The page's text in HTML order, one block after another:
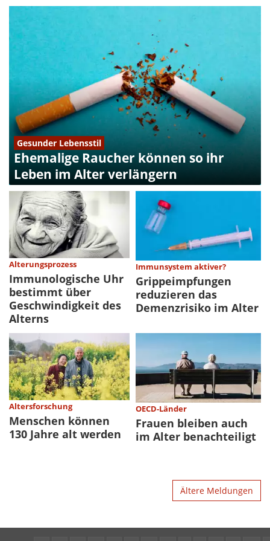
Gesunder Lebensstil
Ehemalige Raucher können so ihr
Leben im Alter verlängern
Alterungsprozess
Immunologische Uhr
bestimmt über
Geschwindigkeit des
Alterns
Immunsystem aktiver?
Grippeimpfungen
reduzieren das
Demenzrisiko im Alter
Altersforschung
Menschen können
130 Jahre alt werden
OECD-Länder
Frauen bleiben auch
im Alter benachteiligt
Ältere Meldungen